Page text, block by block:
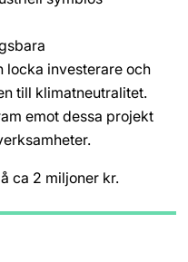
locka investerare och
till klimatneutralitet.
emot dessa projekt
ca 2 miljoner kr.